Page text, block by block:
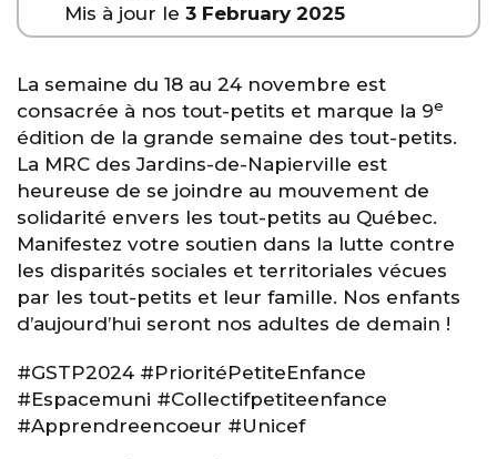
Mis à jour le 3 February 2025
La semaine du 18 au 24 novembre est
consacrée à nos tout-petits et marque la 9e
édition de la grande semaine des tout-petits.
La MRC des Jardins-de-Napierville est
heureuse de se joindre au mouvement de
solidarité envers les tout-petits au Québec.
Manifestez votre soutien dans la lutte contre
les disparités sociales et territoriales vécues
par les tout-petits et leur famille. Nos enfants
d’aujourd’hui seront nos adultes de demain !
#GSTP2024 #PrioritéPetiteEnfance
#Espacemuni #Collectifpetiteenfance
#Apprendreencoeur #Unicef